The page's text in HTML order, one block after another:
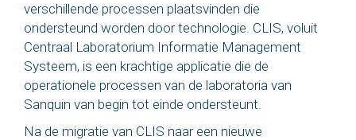
verschillende processen plaatsvinden die
ondersteund worden door technologie. CLIS, voluit
Centraal Laboratorium Informatie Management
Systeem, is een krachtige applicatie die de
operationele processen van de laboratoria van
Sanquin van begin tot einde ondersteunt.
Na de migratie van CLIS naar een nieuwe